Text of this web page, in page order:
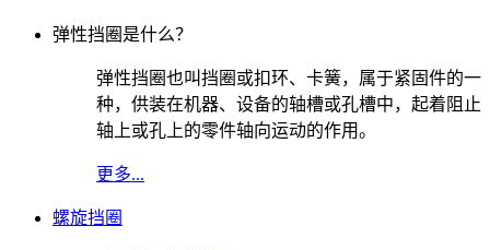
弹性挡圈是什么？
弹性挡圈也叫挡圈或扣环、卡簧，属于紧固件的一
种，供装在机器、设备的轴槽或孔槽中，起着阻止
轴上或孔上的零件轴向运动的作用。
更多...
螺旋挡圈